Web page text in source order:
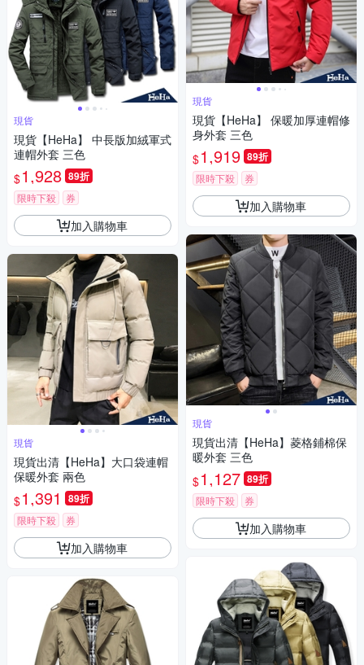
現貨
現貨【HeHa】 中長版加絨軍式
連帽外套 三色
$1,928 89折
限時下殺 券
加入購物車
現貨
現貨出清【HeHa】大口袋連帽
保暖外套 兩色
$1,391 89折
限時下殺 券
加入購物車
現貨
現貨【HeHa】 保暖加厚連帽修
身外套 三色
$1,919 89折
限時下殺 券
加入購物車
現貨
現貨出清【HeHa】菱格鋪棉保
暖外套 三色
$1,127 89折
限時下殺 券
加入購物車